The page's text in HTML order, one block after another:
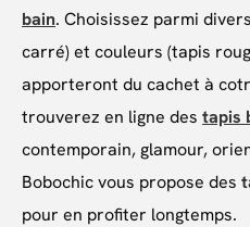
bain. Choisissez parmi
carré) et couleurs (tapis
apporteront du cachet à
trouverez en ligne des tapis
contemporain, glamour,
Bobochic vous propose des
pour en profiter longtemps.